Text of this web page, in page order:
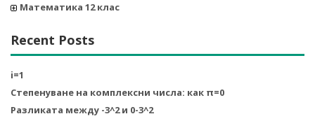
Математика 12 клас
Recent Posts
i=1
Степенуване на комплексни числа: как π=0
Разликата между -3^2 и 0-3^2